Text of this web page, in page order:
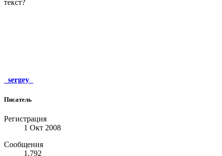
текст?
_sergey_
Писатель
Регистрация
1 Окт 2008
Сообщения
1.792